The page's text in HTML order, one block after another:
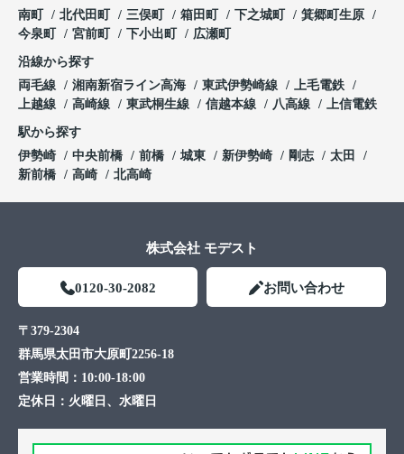
南町
北代田町 三俣町 箱田町 下之城町
箕郷町生原
今泉町
宮前町 下小出町 広瀬町
沿線から探す
両毛線
湘南新宿ライン高海 東武伊勢崎線
上毛電鉄
上越線
高崎線 東武桐生線 信越本線 八高線 上信電鉄
駅から探す
伊勢崎
中央前橋 前橋 城東 新伊勢崎 剛志
太田
新前橋
高崎 北高崎
株式会社 モデスト
0120-30-2082 お問い合わせ
〒379-2304
群馬県太田市大原町2256-18
営業時間： 10:00-18:00
定休日： 火曜日、水曜日